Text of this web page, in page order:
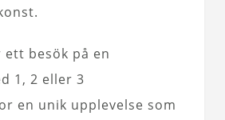
besök på en
1, 2 eller 3
en unik upplevelse som